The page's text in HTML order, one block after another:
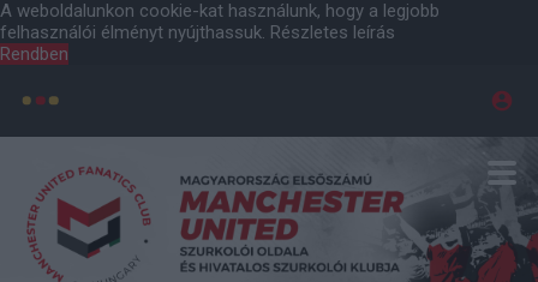
A weboldalunkon cookie-kat használunk, hogy a legjobb
felhasználói élményt nyújthassuk. Részletes leírás
Rendben